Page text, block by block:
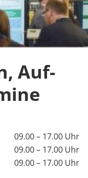
Auf-
09.00 – 17.00 Uhr
09.00 – 17.00 Uhr
09.00 – 17.00 Uhr